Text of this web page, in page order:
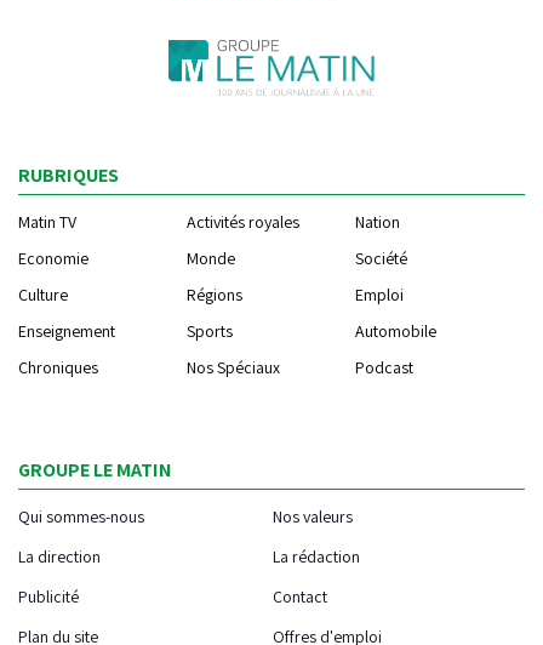
RUBRIQUES
Matin TV Activités royales
Nation
Economie
Monde
Société
Culture
Régions
Emploi
Enseignement
Sports
Automobile
Chroniques
Nos Spéciaux Podcast
GROUPE LE MATIN
Qui sommes-nous
Nos valeurs
La direction
La rédaction
Publicité
Contact
Plan du site
Offres d'emploi